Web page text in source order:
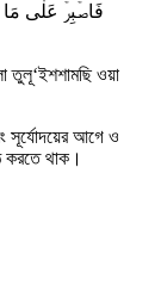
فَاصۡبِرۡ عَلٰی
তুলূ‘ইশশামছি ওয়া
সূর্যোদয়ের আগে ও
করতে থাক।